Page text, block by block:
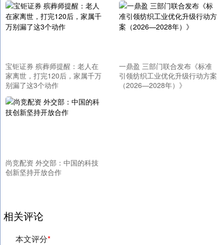
宝钜证券 殡葬师提醒：老人在
家离世，打完120后，家属千万
别漏了这3个动作
一鼎盈 三部门联合发布《标准
引领纺织工业优化升级行动方案
（2026—2028年）》
尚竞配资 外交部：中国的科技
创新坚持开放合作
相关评论
本文评分*